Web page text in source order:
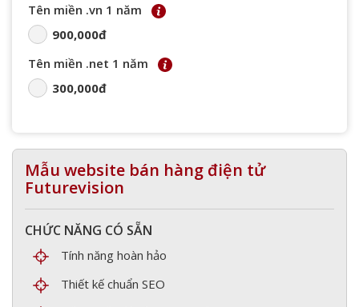
Tên miền .vn 1 năm
900,000đ
Tên miền .net 1 năm
300,000đ
Mẫu website bán hàng điện tử
Futurevision
CHỨC NĂNG CÓ SẴN
Tính năng hoàn hảo
Thiết kế chuẩn SEO